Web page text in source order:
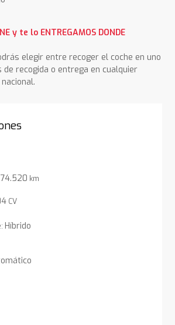
y te lo ENTREGAMOS DONDE
elegir entre recoger el coche en uno
recogida o entrega en cualquier
74.520 km
CV
Híbrido